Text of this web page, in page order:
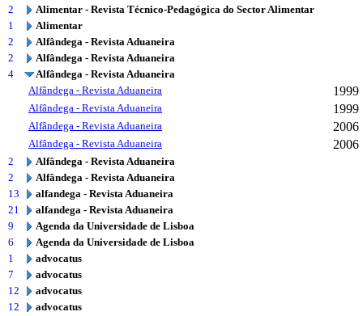
2
Alimentar - Revista Técnico-Pedagógica do Sector Alimentar
1
Alimentar
2
Alfândega - Revista Aduaneira
2
Alfândega - Revista Aduaneira
4
Alfândega - Revista Aduaneira
Alfândega - Revista Aduaneira
1999
Alfândega - Revista Aduaneira 1999
Alfândega - Revista Aduaneira 2006
Alfândega - Revista Aduaneira 2006
2
Alfândega - Revista Aduaneira
2
Alfândega - Revista Aduaneira
13
alfandega - Revista Aduaneira
21
alfandega - Revista Aduaneira
9
Agenda da Universidade de Lisboa
6
Agenda da Universidade de Lisboa
1
advocatus
7
advocatus
12
advocatus
12
advocatus